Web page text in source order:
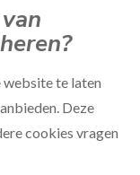
website te laten
Deze
cookies vragen